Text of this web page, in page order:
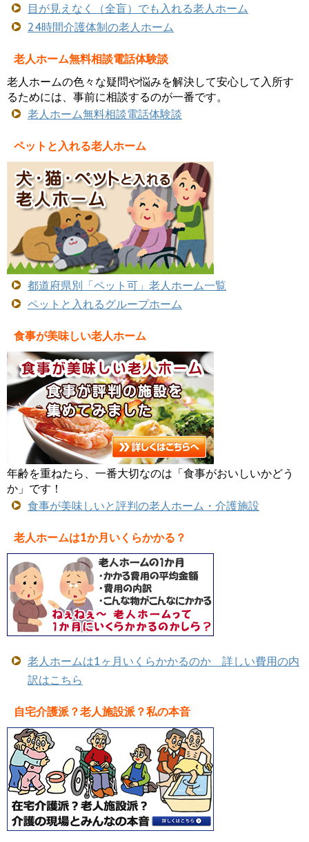
目が見えなく（全盲）でも入れる老人ホーム
24時間介護体制の老人ホーム
老人ホーム無料相談電話体験談
老人ホームの色々な疑問や悩みを解決して安心して入所す
るためには、事前に相談するのが一番です。
老人ホーム無料相談電話体験談
ペットと入れる老人ホーム
都道府県別「ペット可」老人ホーム一覧
ペットと入れるグループホーム
食事が美味しい老人ホーム
年齢を重ねたら、一番大切なのは「食事がおいしいかどう
か」です！
食事が美味しいと評判の老人ホーム・介護施設
老人ホームは1か月いくらかかる？
老人ホームは1ヶ月いくらかかるのか 詳しい費用の内
訳はこちら
自宅介護派？老人施設派？私の本音